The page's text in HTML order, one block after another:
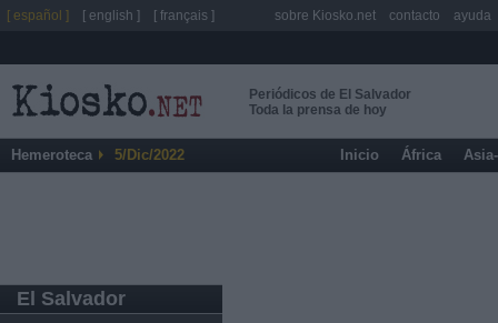
Periódicos de El Salvador
Toda la prensa de hoy
Hemeroteca 5/Dic/2022 Inicio África
El Salvador
[ español ] [ english ] [ français ] sobre Kiosko.net contacto ayuda